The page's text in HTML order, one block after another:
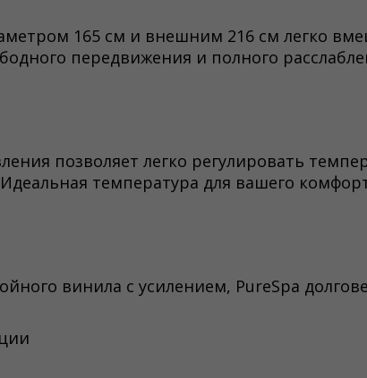
165 см и внешним 216 см легко
передвижения и полного
позволяет легко регулировать
температура для вашего
винила с усилением, PureSpa